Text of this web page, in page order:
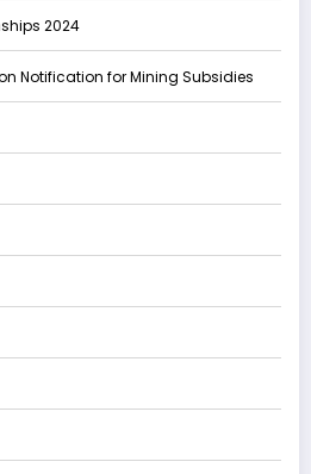
2024
Notification for Mining Subsidies